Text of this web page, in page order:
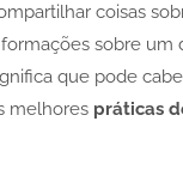
coisas
sobre um
que pode
melhores práticas